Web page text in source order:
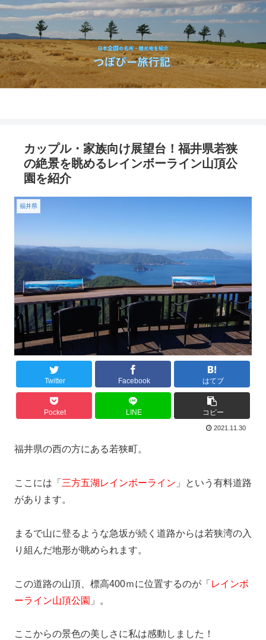
カップル・家族向け展望台！福井県若狭
の絶景を眺めるレインボーライン山頂公
園を紹介
福井県
Twitter Facebook はてブ
Pocket LINE コピー
2021.11.30
福井県の西の方にある若狭町。
ここには「 三方五湖レインボーライン 」という有料道路
があります。
まるで山に登るような急坂が続く道路からは若狭湾の入
り組んだ地形が眺められます。
この道路の山頂、標高400ｍに位置するのが「 レインボ
ーライン山頂公園 」。
ここからの景色の美しさに私は感動しました！